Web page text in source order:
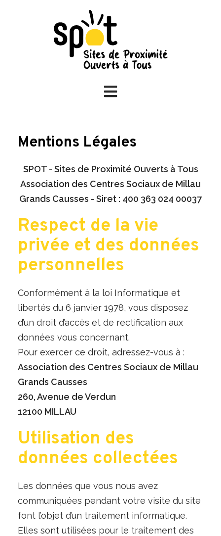
Mentions Légales
SPOT - Sites de Proximité Ouverts à Tous
Association des Centres Sociaux de Millau
Grands Causses - Siret : 400 363 024 00037
Respect de la vie
privée et des données
personnelles
Conformément à la loi Informatique et
libertés du 6 janvier 1978, vous disposez
d’un droit d’accès et de rectification aux
données vous concernant.
Pour exercer ce droit, adressez-vous à :
Association des Centres Sociaux de Millau
Grands Causses
260, Avenue de Verdun
12100 MILLAU
Utilisation des
données collectées
Les données que vous nous avez
communiquées pendant votre visite du site
font l’objet d’un traitement informatique.
Elles sont utilisées pour le traitement des